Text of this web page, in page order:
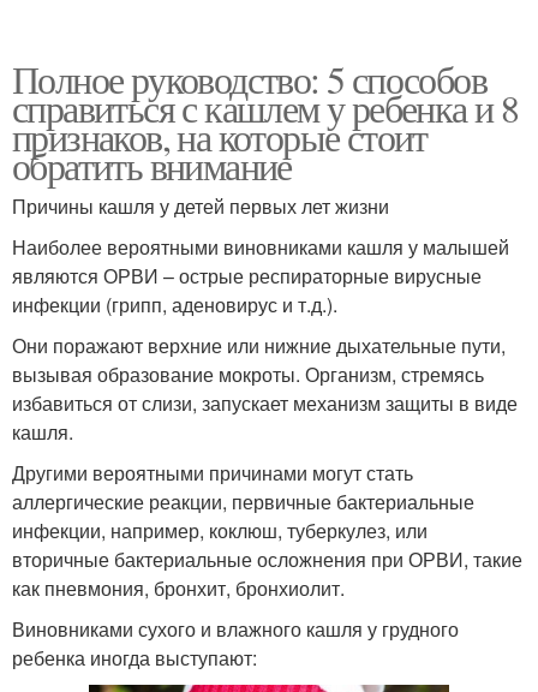
Полное руководство: 5 способов
справиться с кашлем у ребенка и 8
признаков, на которые стоит
обратить внимание
Причины кашля у детей первых лет жизни
Наиболее вероятными виновниками кашля у малышей
являются ОРВИ – острые респираторные вирусные
инфекции (грипп, аденовирус и т.д.).
Они поражают верхние или нижние дыхательные пути,
вызывая образование мокроты. Организм, стремясь
избавиться от слизи, запускает механизм защиты в виде
кашля.
Другими вероятными причинами могут стать
аллергические реакции, первичные бактериальные
инфекции, например, коклюш, туберкулез, или
вторичные бактериальные осложнения при ОРВИ, такие
как пневмония, бронхит, бронхиолит.
Виновниками сухого и влажного кашля у грудного
ребенка иногда выступают: